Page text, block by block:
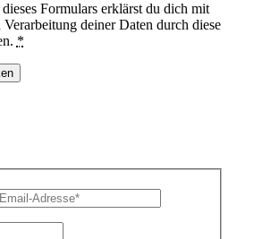
Formulars erklärst du dich mit
deiner Daten durch diese
*